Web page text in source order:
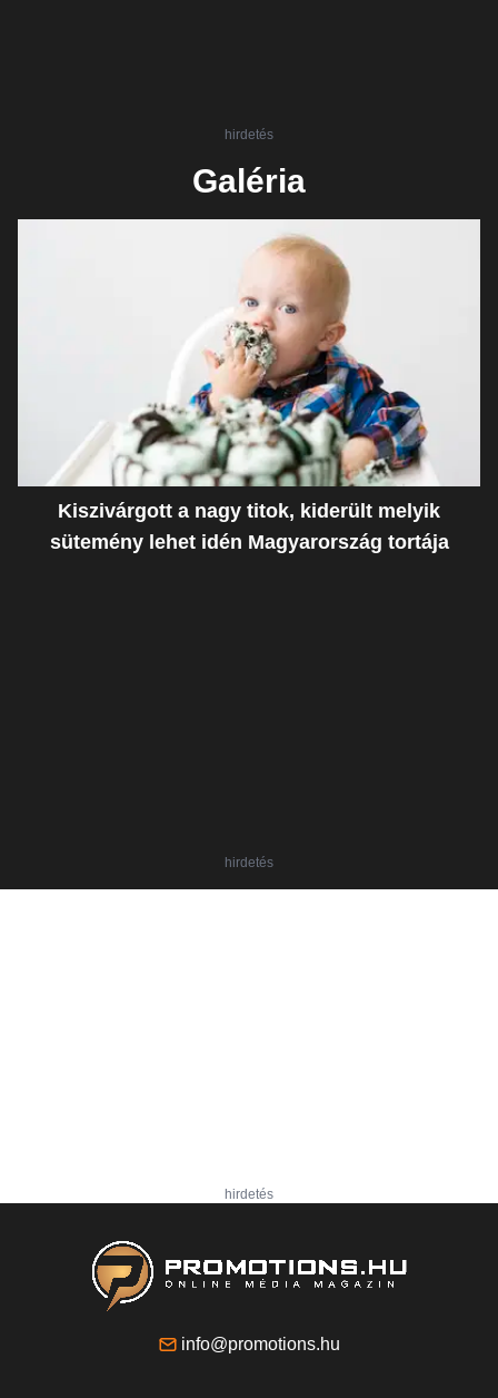
hirdetés
Galéria
Kiszivárgott a nagy titok, kiderült melyik
sütemény lehet idén Magyarország tortája
hirdetés
hirdetés
info@promotions.hu